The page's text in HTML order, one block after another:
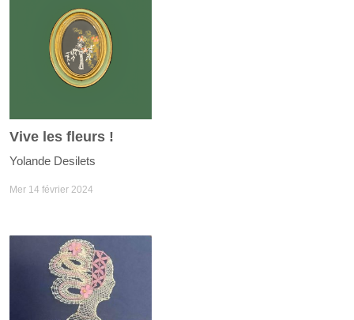
Vive les fleurs !
Yolande Desilets
Mer 14 février 2024